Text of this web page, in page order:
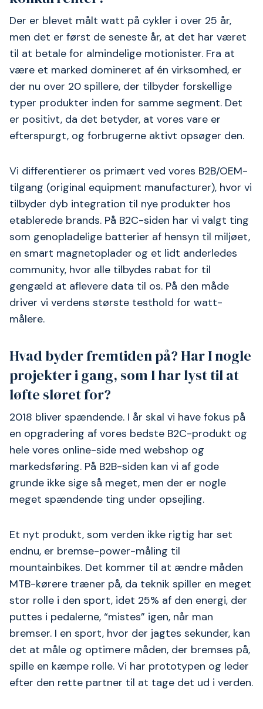
Der er blevet målt watt på cykler i over 25 år,
men det er først de seneste år, at det har været
til at betale for almindelige motionister. Fra at
være et marked domineret af én virksomhed, er
der nu over 20 spillere, der tilbyder forskellige
typer produkter inden for samme segment. Det
er positivt, da det betyder, at vores vare er
efterspurgt, og forbrugerne aktivt opsøger den.
Vi differentierer os primært ved vores B2B/OEM-
tilgang (original equipment manufacturer), hvor vi
tilbyder dyb integration til nye produkter hos
etablerede brands. På B2C-siden har vi valgt ting
som genopladelige batterier af hensyn til miljøet,
en smart magnetoplader og et lidt anderledes
community, hvor alle tilbydes rabat for til
gengæld at aflevere data til os. På den måde
driver vi verdens største testhold for watt-
målere.
Hvad byder fremtiden på? Har I nogle
projekter i gang, som I har lyst til at
løfte sløret for?
2018 bliver spændende. I år skal vi have fokus på
en opgradering af vores bedste B2C-produkt og
hele vores online-side med webshop og
markedsføring. På B2B-siden kan vi af gode
grunde ikke sige så meget, men der er nogle
meget spændende ting under opsejling.
Et nyt produkt, som verden ikke rigtig har set
endnu, er bremse-power-måling til
mountainbikes. Det kommer til at ændre måden
MTB-kørere træner på, da teknik spiller en meget
stor rolle i den sport, idet 25% af den energi, der
puttes i pedalerne, “mistes” igen, når man
bremser. I en sport, hvor der jagtes sekunder, kan
det at måle og optimere måden, der bremses på,
spille en kæmpe rolle. Vi har prototypen og leder
efter den rette partner til at tage det ud i verden.